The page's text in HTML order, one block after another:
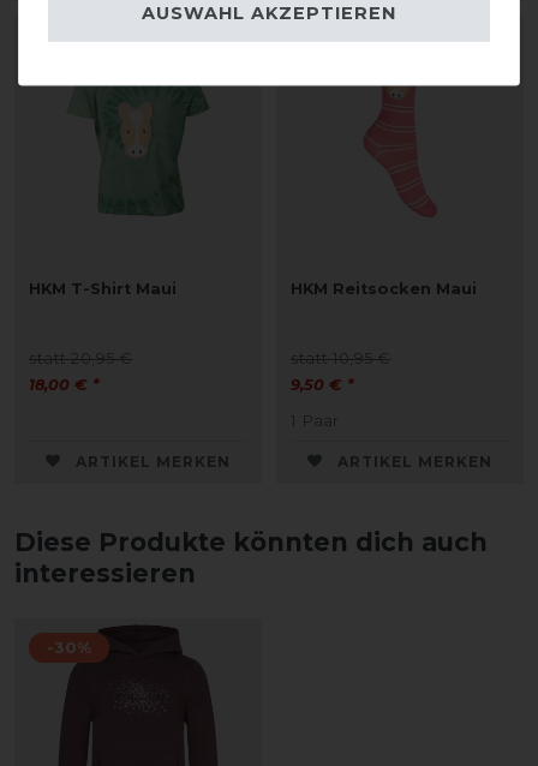
-14%
HKM T-Shirt Maui
statt 20,95 €
18,00 € *
ARTIKEL MERKEN
-13%
HKM Reitsocken Maui
statt 10,95 €
9,50 € *
1 Paar
ARTIKEL MERKEN
Diese Produkte könnten dich auch
interessieren
-30%
AUSWAHL AKZEPTIEREN